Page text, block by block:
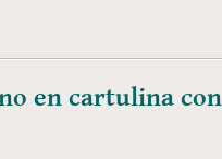
en cartulina